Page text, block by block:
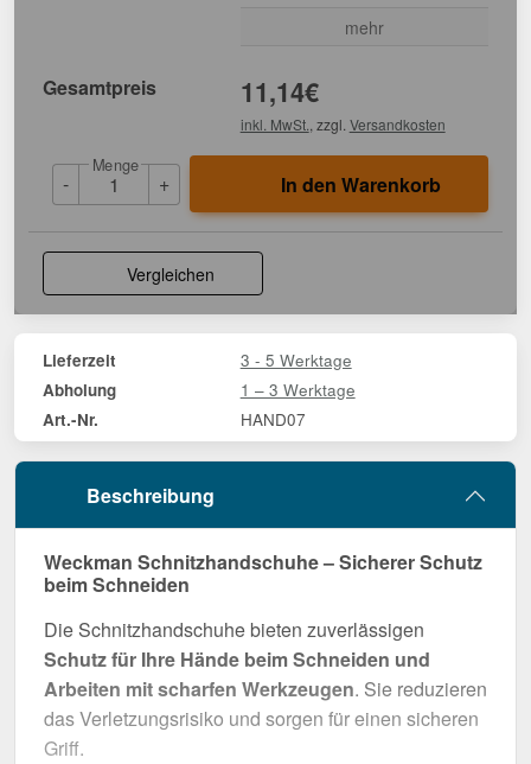
mehr
Gesamtpreis 11,14€
inkl. MwSt. , zzgl. Versandkosten
-
Menge
+ In den Warenkorb
Vergleichen
Lieferzeit 3 - 5 Werktage
Abholung 1 – 3 Werktage
Art.-Nr. HAND07
Beschreibung
Weckman Schnitzhandschuhe – Sicherer Schutz
beim Schneiden
Die Schnitzhandschuhe bieten zuverlässigen
Schutz für Ihre Hände beim Schneiden und
Arbeiten mit scharfen Werkzeugen. Sie reduzieren
das Verletzungsrisiko und sorgen für einen sicheren
Griff.